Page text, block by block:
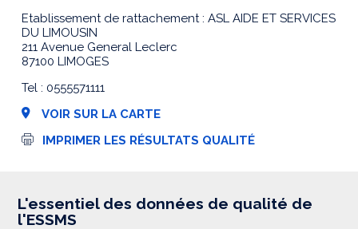
Etablissement de rattachement : ASL AIDE ET SERVICES
DU LIMOUSIN
211 Avenue General Leclerc
87100 LIMOGES
Tel : 0555571111
VOIR SUR LA CARTE
I
s
i
IMPRIMER LES RÉSULTATS QUALITÉ
L'essentiel des données de qualité de
l'ESSMS